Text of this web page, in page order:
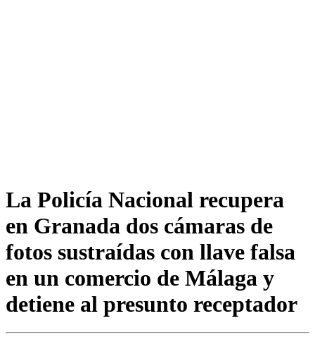
La Policía Nacional recupera
en Granada dos cámaras de
fotos sustraídas con llave falsa
en un comercio de Málaga y
detiene al presunto receptador